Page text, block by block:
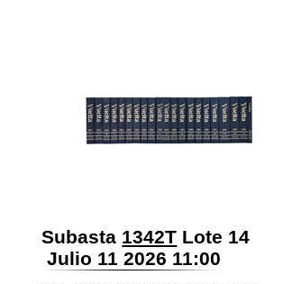
Subasta 1342T Lote 14
Julio 11 2026 11:00